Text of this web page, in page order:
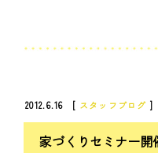
2012.6.16 [ スタッフブログ]
家づくりセミナー開